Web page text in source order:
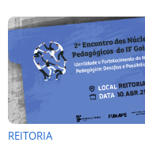
REITORIA